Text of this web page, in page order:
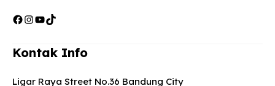
Facebook
Instagram
YouTube
TikTok
Kontak Info
Ligar Raya Street No.36 Bandung City